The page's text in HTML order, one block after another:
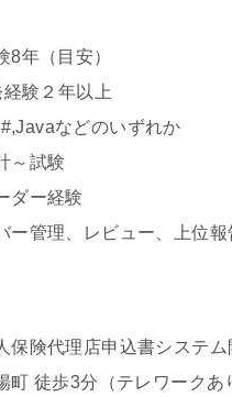
年（目安）
験２年以上
などのいずれか
試験
経験
、レビュー、上位報
険代理店申込書システム
徒歩3分（テレワークあ